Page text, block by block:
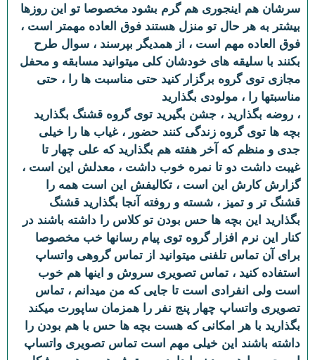
سرشان هم اینجوری هم گرم بشود مخصوصا تو این روزها
بیشتر به هر حال تو منزل هستند فوق العاده مهمتر است ،
فوق العاده مهم است ، از همدیگر بپرسند ، سوال طرح
بکنند با سلیقه های خودشان کلی میتوانید مسابقه و محفل
مجازی توی گروه برگزار کنید حتی مناسبت ها را ، حتی
مناسبتها را ، مولودی بگذارید
، روضه بگذارید ، جشن بگیرید توی گروه قشنگ بگذارید
بچه ها توی گروه زندگی کنند حضور ، غیاب ها را خیلی
جدی و منظم که آخر هفته هم بگذارید که علی چهار تا
غیبت داشت دو تا نمره خوب داشت ، معدلش این است ،
گزارش کارش این است ، تکالیفش این است همه را
قشنگ تر و تمیز ، شسته و روفته آنجا بگذارید قشنگ
بگذارید این بچه ها حس بودن تو کلاس را داشته باشند در
کنار این نرم افزار گروه توی پیام رسانها خب مخصوصا
برای آن تماس تلفنی میتوانید از تماس گروهی واتساپ
استفاده کنید ، تماس تصویری سروش و اینها هم خوب
است ولی انفرادی است تا جایی که من میدانم ، تماس
تصویری واتساپ چهار پنج نفر را همزمان ساپورت میکند
بگذارید با هر امکانی که هست بچه ها حس با هم بودن را
داشته باشند این خیلی مهم است تماس تصویری واتساپ